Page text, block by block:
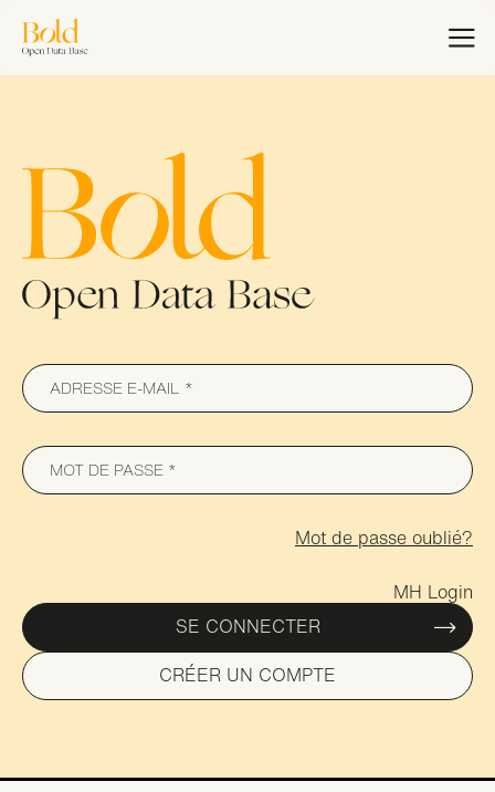
contenu
principal
Accueil
Bold Woman Award
Nous rejoindre
Masterclass Bold
Charte de
Collaboration
ADRESSE E-MAIL
MOT DE PASSE
Mot de passe oublié?
MH Login
SE CONNECTER
CRÉER UN COMPTE